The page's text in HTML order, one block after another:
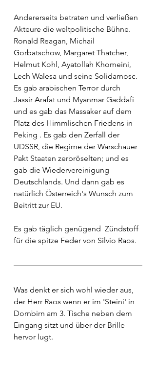
Andererseits betraten und verließen
Akteure die weltpolitische Bühne.
Ronald Reagan, Michail
Gorbatschow, Margaret Thatcher,
Helmut Kohl, Ayatollah Khomeini,
Lech Walesa und seine Solidarnosc.
Es gab arabischen Terror durch
Jassir Arafat und Myanmar Gaddafi
und es gab das Massaker auf dem
Platz des Himmlischen Friedens in
Peking . Es gab den Zerfall der
UDSSR, die Regime der Warschauer
Pakt Staaten zerbröselten; und es
gab die Wiedervereinigung
Deutschlands. Und dann gab es
natürlich Österreich's Wunsch zum
Beitritt zur EU.
Es gab täglich genügend  Zündstoff
für die spitze Feder von Silvio Raos.
Was denkt er sich wohl wieder aus,
der Herr Raos wenn er im 'Steini' in
Dornbirn am 3. Tische neben dem
Eingang sitzt und über der Brille
hervor lugt.